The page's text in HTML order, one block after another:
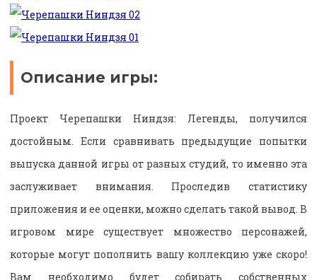
Описание игры:
Проект Черепашки Ниндзя: Легенды, получился
достойным. Если сравнивать предыдущие попытки
выпуска данной игры от разных студий, то именно эта
заслуживает внимания. Проследив статистику
приложения и ее оценки, можно сделать такой вывод. В
игровом мире существует множество персонажей,
которые могут пополнить вашу коллекцию уже скоро!
Вам необходимо будет собирать собственных